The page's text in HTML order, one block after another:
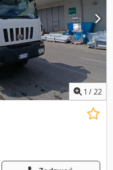
BSF 36-4.16
kg 5 motogodzin Końcówka
do pomyłek Crsdpfey
używany pojazd w
bezpośrednio u nas. GOLEC
angielski, hiszpański,
1 / 22